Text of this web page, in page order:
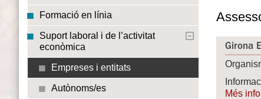
Formació en línia
Suport laboral i de l’activitat
econòmica
Empreses i entitats
Autònoms/es
Girona
Més